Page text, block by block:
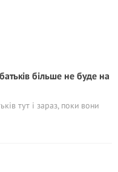
більше не буде на
тут і зараз, поки вони